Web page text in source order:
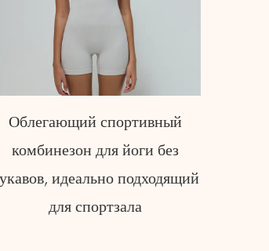
Спортивный комбинезон для
йоги с контролем живота